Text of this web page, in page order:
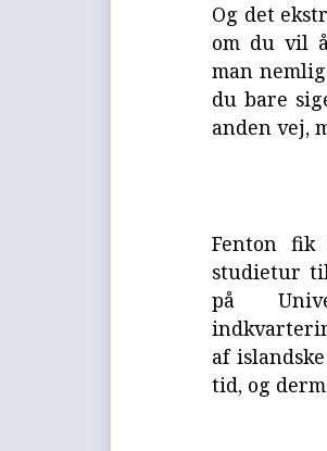
Og det
om du vil
man
du bare
anden vej,
Fenton
studietur
på
af
tid, og